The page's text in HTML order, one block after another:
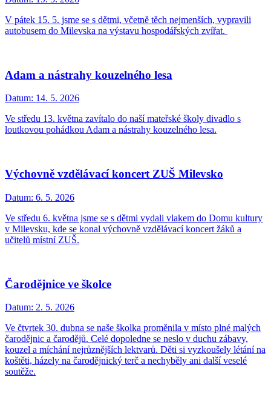
V pátek 15. 5. jsme se s dětmi, včetně těch nejmenších, vypravili
autobusem do Milevska na výstavu hospodářských zvířat.
Adam a nástrahy kouzelného lesa
Datum: 14. 5. 2026
Ve středu 13. května zavítalo do naší mateřské školy divadlo s
loutkovou pohádkou Adam a nástrahy kouzelného lesa.
Výchovně vzdělávací koncert ZUŠ Milevsko
Datum: 6. 5. 2026
Ve středu 6. května jsme se s dětmi vydali vlakem do Domu kultury
v Milevsku, kde se konal výchovně vzdělávací koncert žáků a
učitelů místní ZUŠ.
Čarodějnice ve školce
Datum: 2. 5. 2026
Ve čtvrtek 30. dubna se naše školka proměnila v místo plné malých
čarodějnic a čarodějů. Celé dopoledne se neslo v duchu zábavy,
kouzel a míchání nejrůznějších lektvarů. Děti si vyzkoušely létání na
koštěti, házely na čarodějnický terč a nechyběly ani další veselé
soutěže.